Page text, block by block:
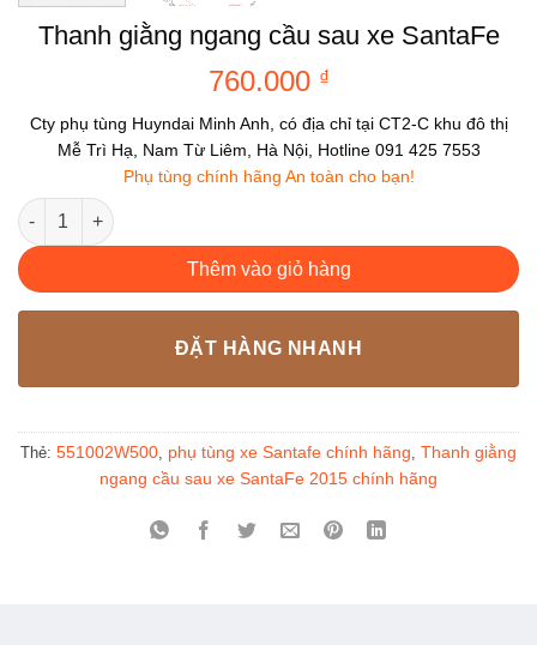
Thanh giằng ngang cầu sau xe SantaFe
760.000 ₫
Cty phụ tùng Huyndai Minh Anh, có địa chỉ tại CT2-C khu đô thị
Mễ Trì Hạ, Nam Từ Liêm, Hà Nội, Hotline 091 425 7553
Phụ tùng chính hãng An toàn cho bạn!
Thanh giằng ngang cầu sau xe SantaFe số lượng
Thêm vào giỏ hàng
ĐẶT HÀNG NHANH
Thẻ: 551002W500 phụ tùng xe Santafe chính hãng Thanh giằng
ngang cầu sau xe SantaFe 2015 chính hãng